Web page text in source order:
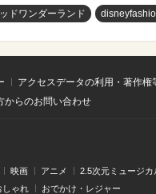
ドワンダーランド
アクセスデータの利用・著作権
からのお問い合わせ
映画 アニメ 2.5次元ミュージカ
しゃれ おでかけ・レジャー